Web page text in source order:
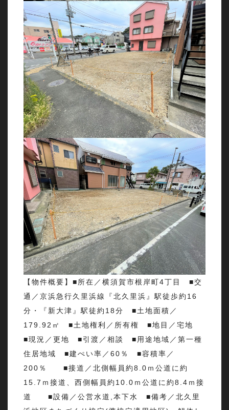
【物件概要】■所在／横須賀市根岸町4丁目 ■交
通／京浜急行久里浜線『北久里浜』駅徒歩約16
分・『新大津』駅徒約18分 ■土地面積／
179.92㎡ ■土地権利／所有権 ■地目／宅地
■現況／更地 ■引渡／相談 ■用途地域／第一種
住居地域 ■建ぺい率／60％ ■容積率／
200％ ■接道／北側幅員約8.0ｍ公道に約
15.7ｍ接道、西側幅員約10.0ｍ公道に約8.4ｍ接
道 ■設備／公営水道,本下水 ■備考／北久里